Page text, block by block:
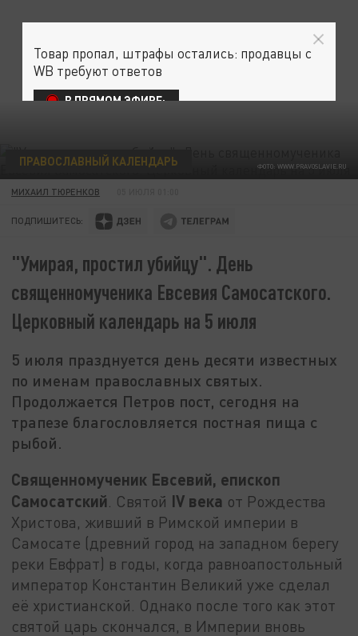
ФОТО: WWW.PRAVOSLAVIE.RU
ПРАВОСЛАВНЫЙ КАЛЕНДАРЬ
МИХАИЛ ТЮРЕНКОВ
ПОДПИШИТЕСЬ:
"Умирая, простил убийцу". День
священномученика Евсевия Самосатского.
Церковный календарь на 5 июля
5 июля празднуется день десяти известных
по именам православных святых.
Продолжается Петров пост, сегодня на
трапезе благословляется постная пища с
рыбой.
Священномученик Евсевий, епископ
Самосатский . Святой IV века от Рождества
Христова, живший в Римской империи в
Самосате (древний город на западном берегу
реки Евфрат) в годы, когда равноапостольный
император Константин Великий уже сделал
её христианской. Однако после того как этот
святой царь скончался, в Империи вновь
Товар пропал, штрафы остались: продавцы с
WB требуют ответов
В ПРЯМОМ ЭФИРЕ: